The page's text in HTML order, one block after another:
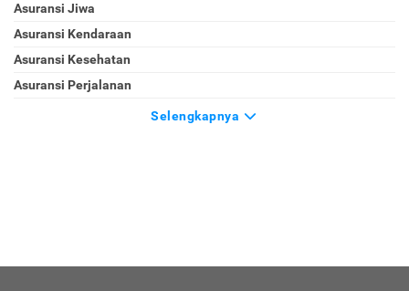
Asuransi Jiwa
Asuransi Kendaraan
Asuransi Kesehatan
Asuransi Perjalanan
Selengkapnya